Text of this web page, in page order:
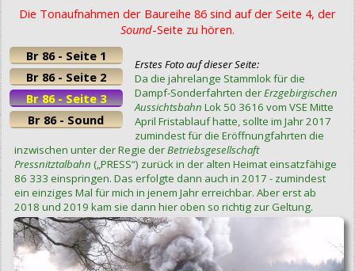
Die Tonaufnahmen der Baureihe 86 sind auf der Seite 4, der
Sound-Seite zu hören.
Br 86 - Seite 1
Br 86 - Seite 2
Br 86 - Seite 3
Br 86 - Sound
Erstes Foto auf dieser Seite:
Da die jahrelange Stammlok für die
Dampf-Sonderfahrten derErzgebirgischen
Aussichtsbahn Lok 50 3616 vom VSE Mitte
April Fristablauf hatte, sollte im Jahr 2017
zumindest für die Eröffnungfahrten die
inzwischen unter der Regie derBetriebsgesellschaft
Pressnitztalbahn („PRESS“) zurück in der alten Heimat einsatzfähige
86 333 einspringen. Das erfolgte dann auch in 2017 - zumindest
ein einziges Mal für mich in jenem Jahr erreichbar. Aber erst ab
2018 und 2019 kam sie dann hier oben so richtig zur Geltung.